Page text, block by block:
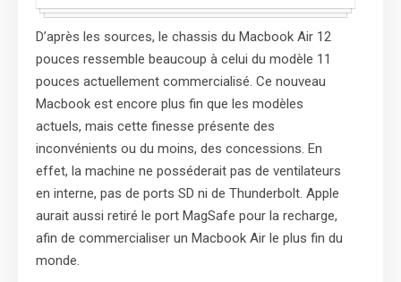
D’après les sources, le chassis du Macbook Air 12
pouces ressemble beaucoup à celui du modèle 11
pouces actuellement commercialisé. Ce nouveau
Macbook est encore plus fin que les modèles
actuels, mais cette finesse présente des
inconvénients ou du moins, des concessions. En
effet, la machine ne posséderait pas de ventilateurs
en interne, pas de ports SD ni de Thunderbolt. Apple
aurait aussi retiré le port MagSafe pour la recharge,
afin de commercialiser un Macbook Air le plus fin du
monde.